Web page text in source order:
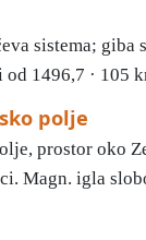
sistema; giba
1496,7 · 105
polje
prostor oko
Magn. igla